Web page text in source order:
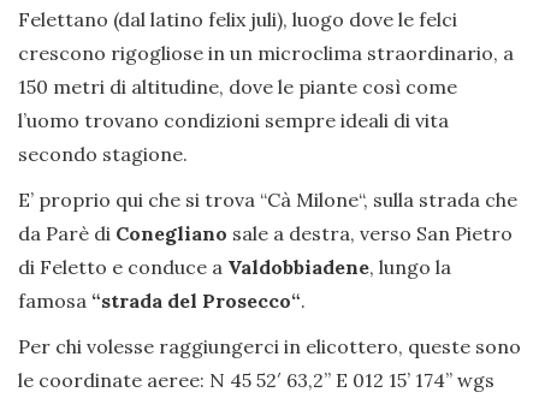
Felettano (dal latino felix juli), luogo dove le felci
crescono rigogliose in un microclima straordinario, a
150 metri di altitudine, dove le piante così come
l’uomo trovano condizioni sempre ideali di vita
secondo stagione.
E’ proprio qui che si trova “Cà Milone“, sulla strada che
da Parè di Conegliano sale a destra, verso San Pietro
di Feletto e conduce a Valdobbiadene, lungo la
famosa “strada del Prosecco“.
Per chi volesse raggiungerci in elicottero, queste sono
le coordinate aeree: N 45 52′ 63,2” E 012 15’ 174’’ wgs